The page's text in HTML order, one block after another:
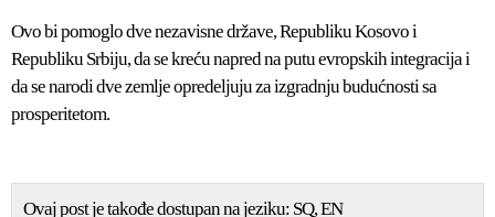
Ovo bi pomoglo dve nezavisne države, Republiku Kosovo i
Republiku Srbiju, da se kreću napred na putu evropskih integracija i
da se narodi dve zemlje opredeljuju za izgradnju budućnosti sa
prosperitetom.
Ovaj post je takođe dostupan na jeziku: SQ EN